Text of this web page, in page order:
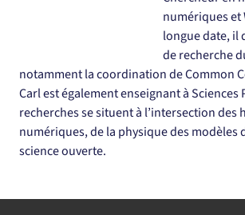
numériques
longue date, il
de recherche
notamment la coordination de Common
Carl est également enseignant à Sciences
recherches se situent à l’intersection des
numériques, de la physique des modèles
science ouverte.